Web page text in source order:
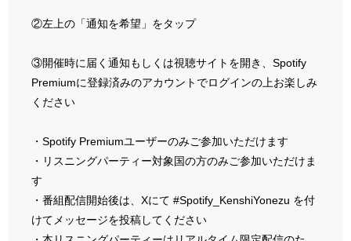
②左上の「通知を希望」をタップ
③開催時に届く通知もしくは視聴サイトを開き、Spotify
Premiumに登録済みのアカウントでログインの上お楽しみ
ください
・Spotify Premiumユーザーのみご参加いただけます
・リスニングパーティー対象国の方のみご参加いただけま
す
・番組配信開始後は、Xにて #Spotify_KenshiYonezu を付
けてメッセージを投稿してください